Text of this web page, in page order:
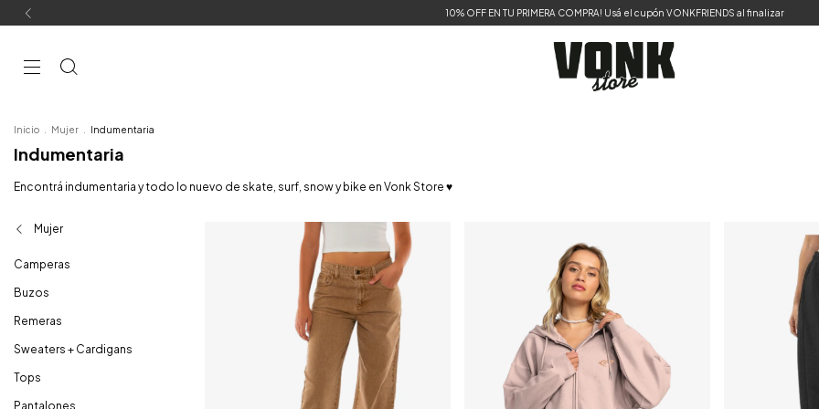
10% OFF EN TU PRIMERA COMPRA! Usá el cupón VONKFRIENDS al finalizar
Inicio Mujer Indumentaria
Indumentaria
Encontrá indumentaria y todo lo nuevo de skate, surf, snow y bike en Vonk Store ♥
Mujer
Camperas
Buzos
Remeras
Sweaters + Cardigans
Tops
Pantalones